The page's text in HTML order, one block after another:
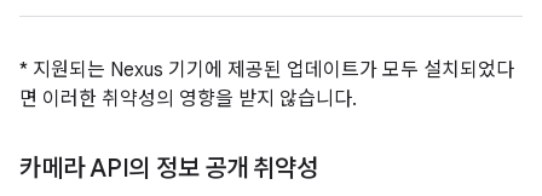
* 지원되는 Nexus 기기에 제공된 업데이트가 모두 설치되었다
면 이러한 취약성의 영향을 받지 않습니다.
카메라 API의 정보 공개 취약성